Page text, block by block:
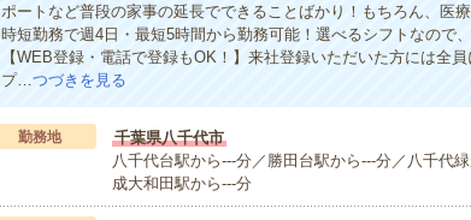
ポートなど普段の家事の延長でできることばかり！もちろん、医
時短勤務で週4日・最短5時間から勤務可能！選べるシフトなので
【WEB登録・電話で登録もOK！】来社登録いただいた方には全
プ…つづきを見る
勤務地
千葉県八千代市
八千代台駅から---分／勝田台駅から---分／八千代
成大和田駅から---分